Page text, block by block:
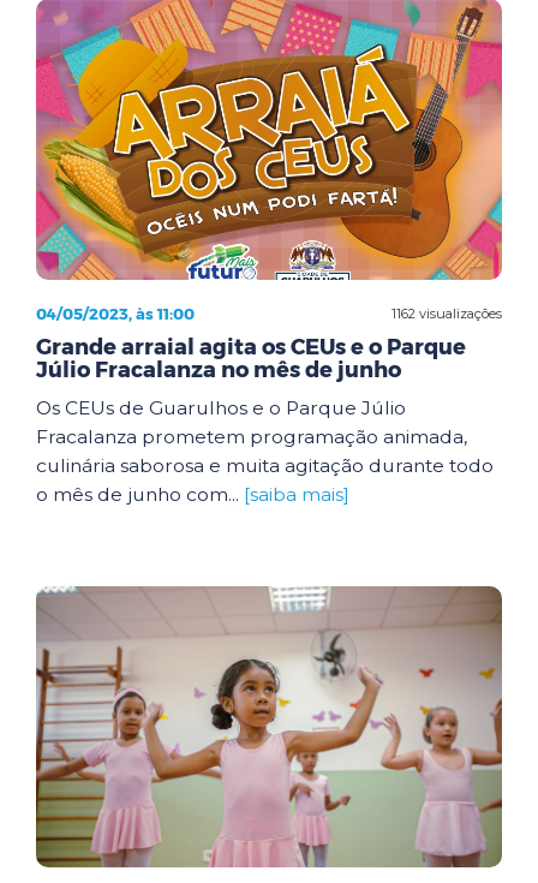
1162 visualizações
04/05/2023, às 11:00
Grande arraial agita os CEUs e o Parque
Júlio Fracalanza no mês de junho
Os CEUs de Guarulhos e o Parque Júlio
Fracalanza prometem programação animada,
culinária saborosa e muita agitação durante todo
o mês de junho com... [saiba mais]